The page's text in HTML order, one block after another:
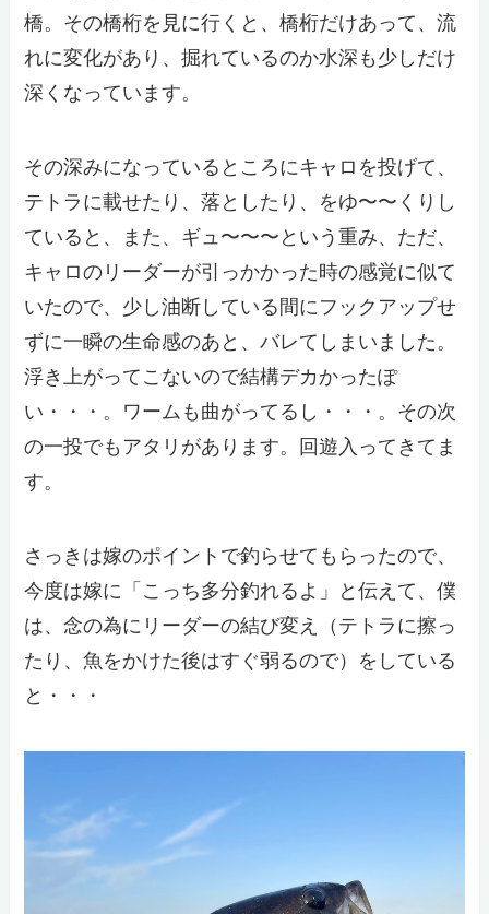
橋。その橋桁を見に行くと、橋桁だけあって、流
れに変化があり、掘れているのか水深も少しだけ
深くなっています。
その深みになっているところにキャロを投げて、
テトラに載せたり、落としたり、をゆ〜〜くりし
ていると、また、ギュ〜〜〜という重み、ただ、
キャロのリーダーが引っかかった時の感覚に似て
いたので、少し油断している間にフックアップせ
ずに一瞬の生命感のあと、バレてしまいました。
浮き上がってこないので結構デカかったぽ
い・・・。ワームも曲がってるし・・・。その次
の一投でもアタリがあります。回遊入ってきてま
す。
さっきは嫁のポイントで釣らせてもらったので、
今度は嫁に「こっち多分釣れるよ」と伝えて、僕
は、念の為にリーダーの結び変え（テトラに擦っ
たり、魚をかけた後はすぐ弱るので）をしている
と・・・